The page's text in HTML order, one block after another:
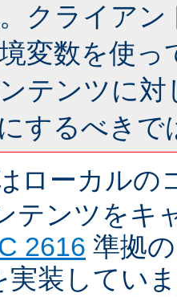
クライア
変数を使
テンツに
するべきで
ローカルの
テンツをキ
2616 準拠
実装してい